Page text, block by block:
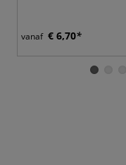
vanaf € 6,70